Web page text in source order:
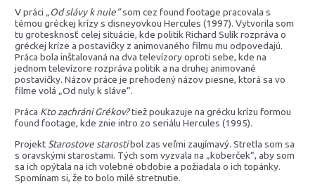
V práci „Od slávy k nule“som cez found footage pracovala s
témou gréckej krízy s disneyovkou Hercules (1997). Vytvorila som
tu grotesknosť celej situácie, kde politik Richard Sulík rozpráva o
gréckej kríze a postavičky z animovaného filmu mu odpovedajú.
Práca bola inštalovaná na dva televízory oproti sebe, kde na
jednom televízore rozpráva politik a na druhej animované
postavičky. Názov práce je prehodený názov piesne, ktorá sa vo
filme volá „Od nuly k sláve“.
Práca Kto zachráni Grékov?tiež poukazuje na grécku krízu formou
found footage, kde znie intro zo seriálu Hercules (1995).
Projekt Starostove starostibol zas veľmi zaujímavý. Stretla som sa
s oravskými starostami. Tých som vyzvala na „koberček“, aby som
sa ich opýtala na ich volebné obdobie a požiadala o ich topánky.
Spomínam si, že to bolo milé stretnutie.